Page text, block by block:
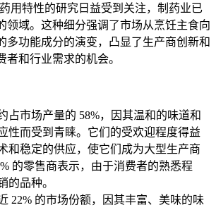
用特性的研究日益受到关注，制药业已
领域。这种细分强调了市场从烹饪主食向
多功能成分的演变，凸显了生产商创新和
者和行业需求的机会。
占市场产量的 58%，因其温和的味道和
性而受到青睐。它们的受欢迎程度得益
和稳定的供应，使它们成为大型生产商
的零售商表示，由于消费者的熟悉程
的品种。
22% 的市场份额，因其丰富、美味的味